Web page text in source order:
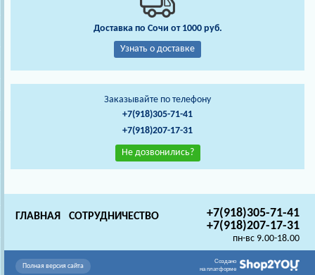
Доставка по Сочи от 1000 руб.
Узнать о доставке
Заказывайте по телефону
+7(918)305-71-41
+7(918)207-17-31
Не дозвонились?
+7(918)305-71-41
+7(918)207-17-31
пн-вс 9.00-18.00
ГЛАВНАЯ СОТРУДНИЧЕСТВО
Создано
на платформе
Полная версия сайта